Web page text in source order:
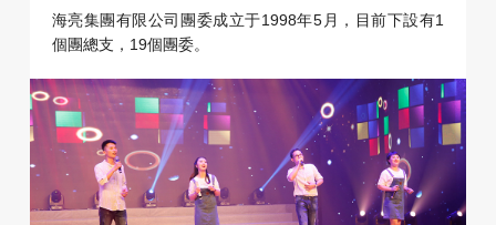
海亮集團有限公司團委成立于1998年5月，目前下設有1
個團總支，19個團委。